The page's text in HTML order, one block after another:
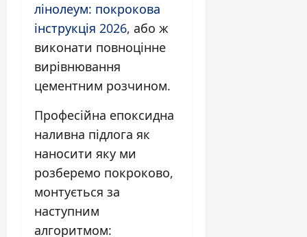
лінолеум: покрокова
інструкція 2026, або ж
виконати повноцінне
вирівнювання
цементним розчином.
Професійна епоксидна
наливна підлога як
наносити яку ми
розберемо покроково,
монтується за
наступним
алгоритмом: